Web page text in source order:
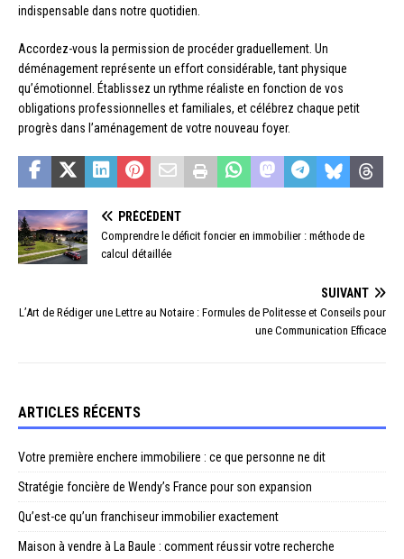
indispensable dans notre quotidien.
Accordez-vous la permission de procéder graduellement. Un
déménagement représente un effort considérable, tant physique
qu’émotionnel. Établissez un rythme réaliste en fonction de vos
obligations professionnelles et familiales, et célébrez chaque petit
progrès dans l’aménagement de votre nouveau foyer.
PRÉCÉDENT
Comprendre le déficit foncier en immobilier : méthode de
calcul détaillée
SUIVANT
L’Art de Rédiger une Lettre au Notaire : Formules de Politesse et Conseils pour
une Communication Efficace
ARTICLES RÉCENTS
Votre première enchere immobiliere : ce que personne ne dit
Stratégie foncière de Wendy’s France pour son expansion
Qu’est-ce qu’un franchiseur immobilier exactement
Maison à vendre à La Baule : comment réussir votre recherche